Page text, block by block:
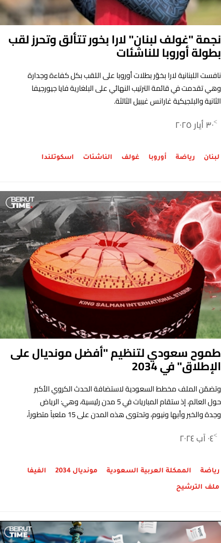
نجمة "غولف لبنان" لارا بخور تتألق وتحرز لقب
بطولة أوروبا للناشئات
نافست اللبنانية لارا بخوّر بطلات أوروبا على اللقب بكل كفاءة وجدارة
وهي تقدمت في قائمة الترتيب النهائي على البلغارية فايا جيورجيفا
الثانية والبلجيكية غارانس غيبيل الثالثة.
>٣٠ أيار ٢٠٢٥
لبنان رياضة أوروبا غولف الناشئات اسكوتلندا
طموح سعودي لتنظيم "أفضل مونديال على
الإطلاق" في 2034
وتضمّن الملف مخطط السعودية لاستضافة الحدث الكروي الأكبر
حول العالم، إذ ستقام المباريات في 5 مدن رئيسية، وهي: الرياض
وجدة والخبر وأبها ونيوم، وتحتوي هذه المدن على 15 ملعباً متطوراً،
للمدن المضيفة، يتم فيها استضافة بعض معسكرات المنتخبات
>٠٤ آب ٢٠٢٤
رياضة الممكلة العربية السعودية مونديال 2034 الفيفا
ملف الترشيح